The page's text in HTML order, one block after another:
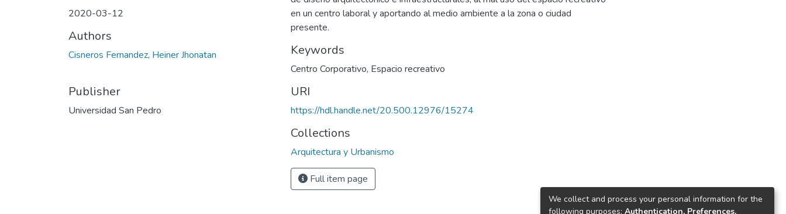
2020-03-12
Authors
Cisneros Fernandez, Heiner Jhonatan
Publisher
Universidad San Pedro
en un centro laboral y aportando al medio ambiente a la zona o ciudad
presente.
Keywords
Centro Corporativo, Espacio recreativo
URI
https://hdl.handle.net/20.500.12976/15274
Collections
Arquitectura y Urbanismo
Full item page
We collect and process your personal information for the
following purposes: Authentication, Preferences,